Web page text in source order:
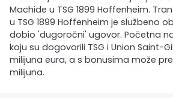
Machide u TSG 1899 Hoffenheim.
u TSG 1899 Hoffenheim je službeno
dobio 'dugoročni' ugovor. Početna
koju su dogovorili TSG i Union Saint-
milijuna eura, a s bonusima može
milijuna.